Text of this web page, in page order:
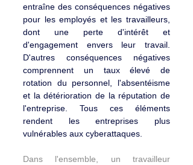
entraîne des conséquences négatives
pour les employés et les travailleurs,
dont une perte d'intérêt et
d'engagement envers leur travail.
D'autres conséquences négatives
comprennent un taux élevé de
rotation du personnel, l'absentéisme
et la détérioration de la réputation de
l'entreprise. Tous ces éléments
rendent les entreprises plus
vulnérables aux cyberattaques.
Dans l'ensemble, un travailleur